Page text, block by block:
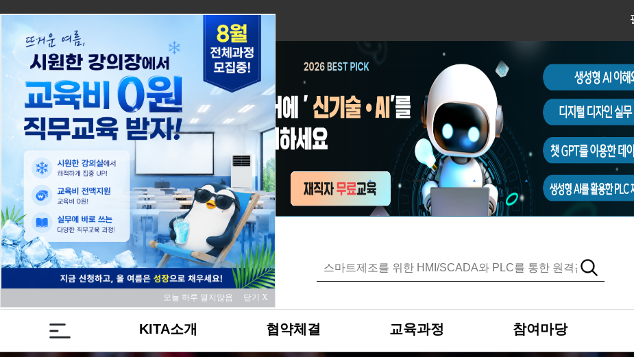
KITA소개 협약체결 교육과정 참여마당
오늘 하루 열지않음 닫기 X